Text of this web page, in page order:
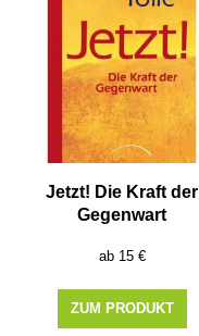
Jetzt! Die Kraft der
Gegenwart
15 €
ZUM PRODUKT